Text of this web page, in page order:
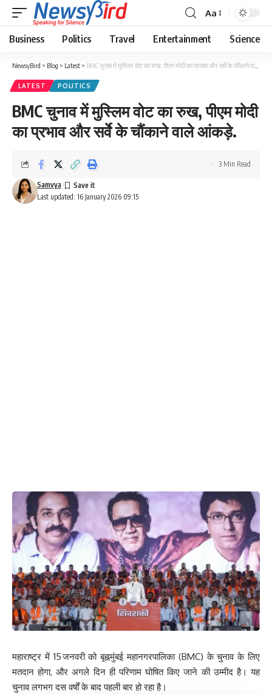
Aa
Business Politics Travel Entertainment Science
NewsyBird > Blog > Latest > BMC चुनाव में मुस्लिम वोट का रुख, पीएम मोदी का प्रभाव और सर्वे के चौंकाने वाले आंकड़े.
LATEST POLITICS
BMC चुनाव में मुस्लिम वोट का रुख, पीएम मोदी
का प्रभाव और सर्वे के चौंकाने वाले आंकड़े.
Last updated: 16 January 2026 09:15
Samvya
3 Min Read
महाराष्ट्र में 15 जनवरी को बृह्नमुंबई महानगरपालिका (BMC) के चुनाव के लिए
मतदान होगा, और अगले दिन ही परिणाम घोषित किए जाने की उम्मीद है। यह
चुनाव लगभग दस वर्षों के बाद पहली बार हो रहा है।